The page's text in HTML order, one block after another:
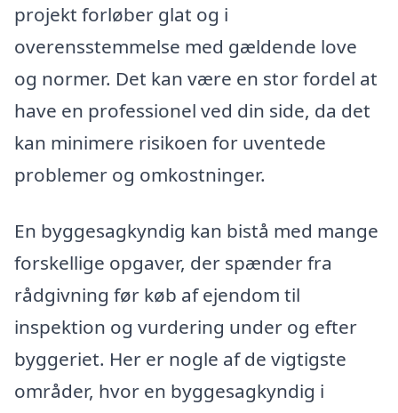
projekt forløber glat og i
overensstemmelse med gældende love
og normer. Det kan være en stor fordel at
have en professionel ved din side, da det
kan minimere risikoen for uventede
problemer og omkostninger.
En byggesagkyndig kan bistå med mange
forskellige opgaver, der spænder fra
rådgivning før køb af ejendom til
inspektion og vurdering under og efter
byggeriet. Her er nogle af de vigtigste
områder, hvor en byggesagkyndig i